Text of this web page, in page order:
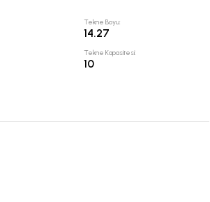
Tekne Boyu:
14.27
Tekne Kapasitesi:
10